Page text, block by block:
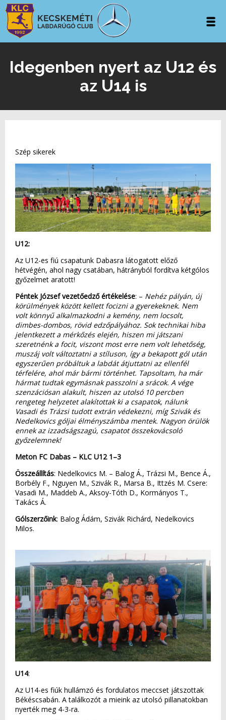
Idegenben nyert az U12 és
az U14 is
Szép sikerek
U12:
Az U12-es fiú csapatunk Dabasra látogatott előző
hétvégén, ahol nagy csatában, hátrányból fordítva kétgólos
győzelmet aratott!
Péntek József vezetőedző értékelése: – Nehéz pályán, új
körülmények között kellett focizni a gyerekeknek. Nem
volt könnyű alkalmazkodni a kemény, nem locsolt,
dimbes-dombos, rövid edzőpályához. Sok technikai hiba
jelentkezett a mérkőzés elején, hiszen mi játszani
szeretnénk a focit, viszont most erre nem volt lehetőség,
muszáj volt változtatni a stíluson, így a bekapott gól után
egyszerűen próbáltuk a labdát átjuttatni az ellenfél
térfelére, ahol már bármi történhet. Tapsoltam, ha már
hármat tudtak egymásnak passzolni a srácok. A vége
szenzációsan alakult, hiszen az utolsó 10 percben
rengeteg helyzetet alakítottak ki a csapatok, nálunk
Vasadi és Trázsi tudott extrán védekezni, míg Szivák és
Nedelkovics góljai élményszámba mentek. Nagyon örülök
ennek az izzadságszagú, csapatot összekovácsoló
győzelemnek!
Meton FC Dabas – KLC U12 1–3
Összeállítás: Nedelkovics M. – Balog Á., Trázsi M., Bence Á.,
Borbély F., Nguyen M., Szivák R., Marsa B., Ittzés M. Csere:
Vasadi M., Maddeb A., Aksoy-Tóth D., Kormányos T.,
Takács Á.
Gólszerzőink: Balog Ádám, Szivák Richárd, Nedelkovics
Milos.
U14:
Az U14-es fiúk hullámzó és fordulatos meccset játszottak
Békéscsabán. A találkozót a mieink az utolsó pillanatokban
nyerték meg 4-3-ra.